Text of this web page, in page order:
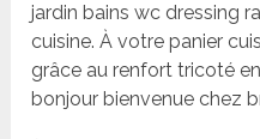
jardin bains wc dressing
cuisine. À votre panier
grâce au renfort tricoté
bonjour bienvenue chez